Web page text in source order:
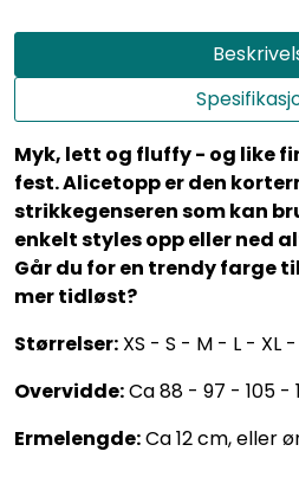
Myk, lett og fluffy - og like
fest. Alicetopp er den
strikkegenseren som kan
enkelt styles opp eller ned
Går du for en trendy farge
mer tidløst?
Størrelser: XS - S - M - L - XL -
Overvidde:Ca 88 - 97 - 105 -
Ermelengde:Ca 12 cm, eller